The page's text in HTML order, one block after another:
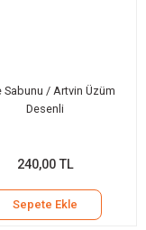
Sabunu / Artvin Üzüm
Desenli
240,00 TL
Sepete Ekle